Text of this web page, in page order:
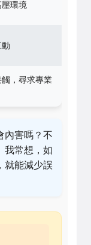
環境
，尋求專業
內害嗎？不
我常想，如
就能減少誤